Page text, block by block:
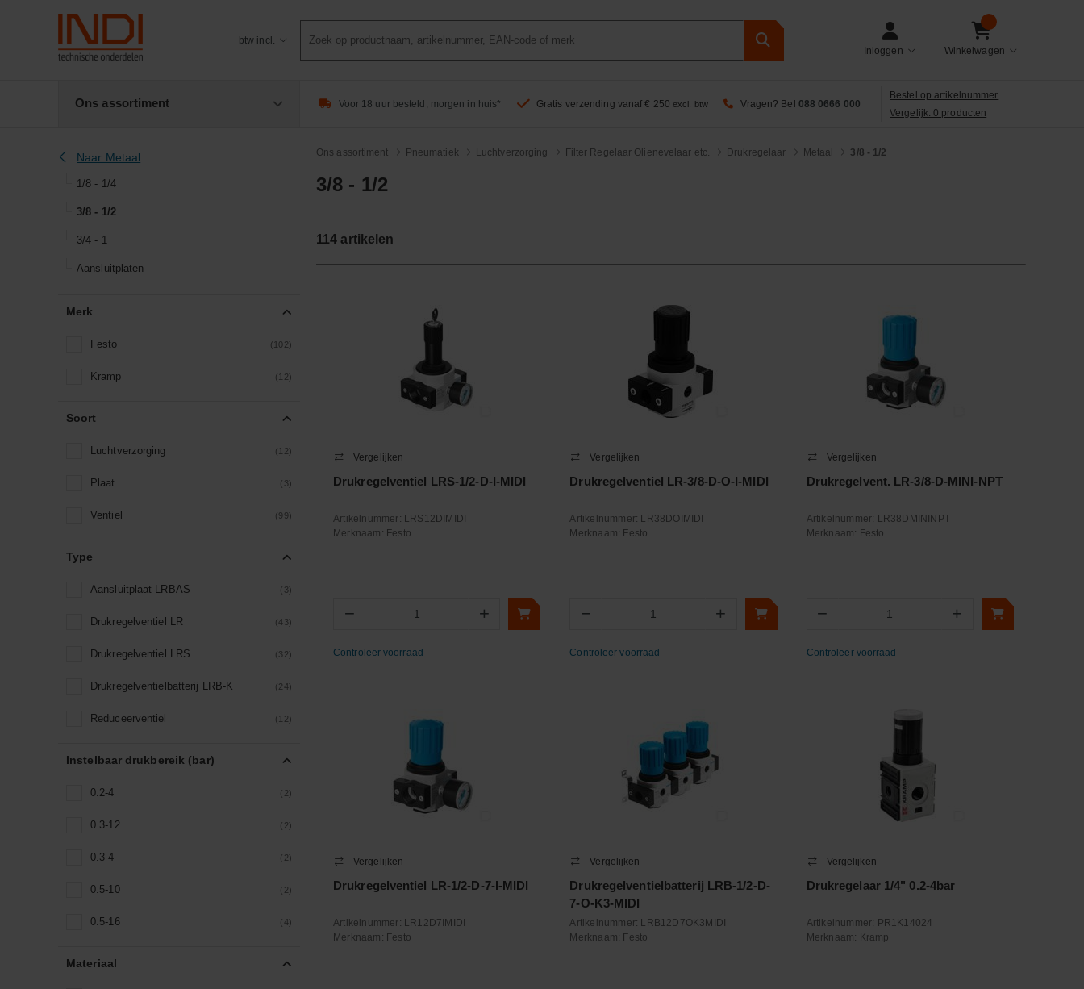
btw incl.
zoeken
Inloggen Winkelwagen
Ons assortiment Voor 18 uur besteld, morgen in huis* Gratis verzending vanaf € 250 excl. btw Vragen? Bel 088 0666 000
Bestel op artikelnummer
Vergelijk: 0 producten
Naar Metaal
1/8 - 1/4
3/8 - 1/2
3/4 - 1
Aansluitplaten
Merk
Festo (102)
Kramp (12)
Soort
Luchtverzorging (12)
Plaat (3)
Ventiel (99)
Type
Aansluitplaat LRBAS (3)
Drukregelventiel LR (43)
Drukregelventiel LRS (32)
Drukregelventielbatterij LRB-K (24)
Reduceerventiel (12)
Instelbaar drukbereik (bar)
0.2-4 (2)
0.3-12 (2)
0.3-4 (2)
0.5-10 (2)
0.5-16 (4)
Materiaal
Ons assortiment Pneumatiek Luchtverzorging Filter Regelaar Olienevelaar etc. Drukregelaar Metaal 3/8 - 1/2
3/8 - 1/2
114 artikelen
Vergelijken
Drukregelventiel LRS-1/2-D-I-MIDI
Artikelnummer: LRS12DIMIDI
Merknaam: Festo
− +
Controleer voorraad
Vergelijken
Drukregelventiel LR-3/8-D-O-I-MIDI
Artikelnummer: LR38DOIMIDI
Merknaam: Festo
− +
Controleer voorraad
Vergelijken
Drukregelvent. LR-3/8-D-MINI-NPT
Artikelnummer: LR38DMININPT
Merknaam: Festo
− +
Controleer voorraad
Vergelijken
Drukregelventiel LR-1/2-D-7-I-MIDI
Artikelnummer: LR12D7IMIDI
Merknaam: Festo
Vergelijken
Drukregelventielbatterij LRB-1/2-D-
7-O-K3-MIDI
Artikelnummer: LRB12D7OK3MIDI
Merknaam: Festo
Vergelijken
Drukregelaar 1/4" 0.2-4bar
Artikelnummer: PR1K14024
Merknaam: Kramp